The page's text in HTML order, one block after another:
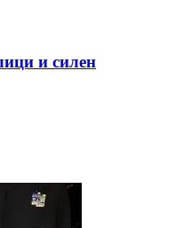
и силен